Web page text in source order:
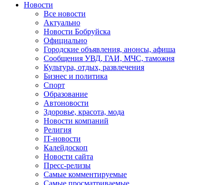
Новости
Все новости
Актуально
Новости Бобруйска
Официально
Городские объявления, анонсы, афиша
Сообщения УВД, ГАИ, МЧС, таможня
Культура, отдых, развлечения
Бизнес и политика
Спорт
Образование
Автоновости
Здоровье, красота, мода
Новости компаний
Религия
IT-новости
Калейдоскоп
Новости сайта
Пресс-релизы
Самые комментируемые
Самые просматриваемые